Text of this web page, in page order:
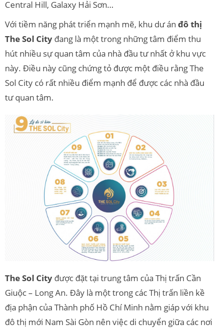
Central Hill, Galaxy Hải Sơn…
Với tiềm năng phát triển mạnh mẽ, khu dư án đô thị
The Sol City đang là một trong những tâm điểm thu
hút nhiều sự quan tâm của nhà đầu tư nhất ở khu vực
này. Điều này cũng chứng tỏ được một điều rằng The
Sol City có rất nhiều điểm mạnh để được các nhà đầu
tư quan tâm.
The Sol City được đặt tại trung tâm của Thị trấn Cần
Giuộc – Long An. Đây là một trong các Thị trấn liền kề
địa phận của Thành phố Hồ Chí Minh nằm giáp với khu
đô thị mới Nam Sài Gòn nên việc di chuyển giữa các nơi